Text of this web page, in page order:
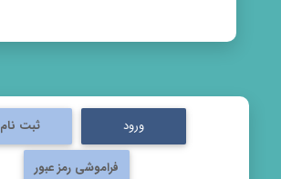
ورود ثبت نام
فراموشی رمز عبور